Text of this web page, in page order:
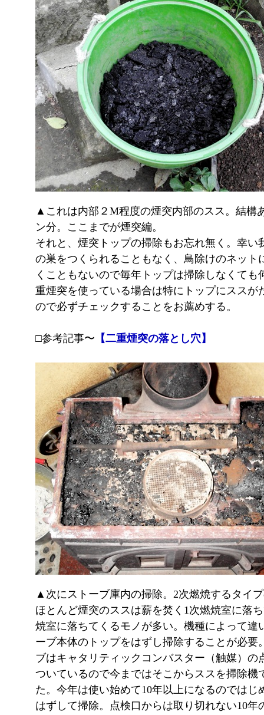
▲これは内部２M程度の煙突内部のスス。結構
ン分。ここまでが煙突編。
それと、煙突トップの掃除もお忘れ無く。幸い
の巣をつくられることもなく、鳥除けのネット
くこともないので毎年トップは掃除しなくても
重煙突を使っている場合は特にトップにススが
ので必ずチェックすることをお薦めする。
□参考記事〜 【二重煙突の落とし穴】
▲次にストーブ庫内の掃除。2次燃焼するタイ
ほとんど煙突のススは薪を焚く1次燃焼室に落
焼室に落ちてくるモノが多い。機種によって違
ーブ本体のトップをはずし掃除することが必要
ブはキャタリティックコンバスター（触媒）の
ついているので今まではそこからススを掃除機
た。今年は使い始めて10年以上になるのではじ
はずして掃除。点検口からは取り切れない10年